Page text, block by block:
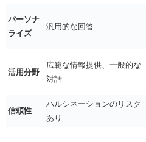
パーソナ
ライズ
汎用的な回答
活用分野
広範な情報提供、一般的な
対話
信頼性
ハルシネーションのリスク
あり